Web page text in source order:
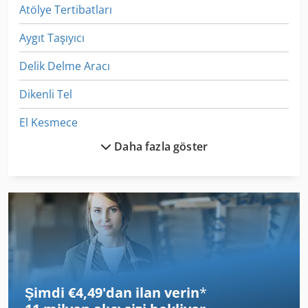
Atölye Tertibatları
Aygıt Taşıyıcı
Delik Delme Aracı
Dikenli Tel
El Kesmece
Ka 77
Kaynar Tava Devirme
Köşe Araçları
Onay Kantar
Daha fazla göster
Şimdi €4,49'dan ilan verin*